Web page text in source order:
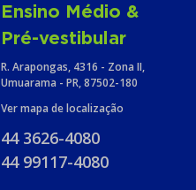
Ensino Médio &
Pré-vestibular
R. Arapongas, 4316 - Zona II,
Umuarama - PR, 87502-180
Ver mapa de localização
44 3626-4080
44 99117-4080